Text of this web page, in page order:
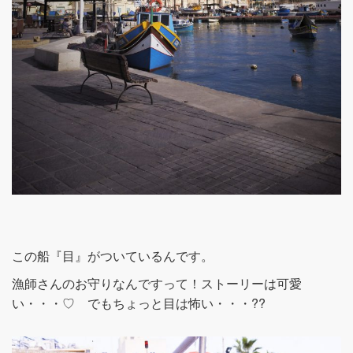
この船『目』がついているんです。
漁師さんのお守りなんですって！ストーリーは可愛
い・・・♡ でもちょっと目は怖い・・・??